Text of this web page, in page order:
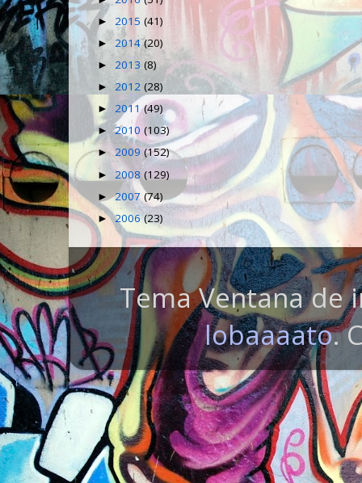
► 2015 (41)
► 2014(20)
► 2013 (8)
► 2012 (28)
► 2011(49)
►2010 (103)
►2009 (152)
► 2008 (129)
►2007 (74)
►2006(23)
Tema Ventana de
lobaaaato.